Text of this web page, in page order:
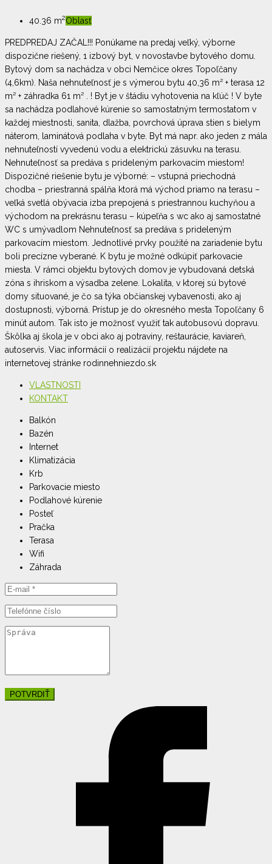
40.36 m2Oblasť
PREDPREDAJ ZAČAL!!! Ponúkame na predaj veľký, výborne
dispozične riešený, 1 izbový byt, v novostavbe bytového domu.
Bytový dom sa nachádza v obci Nemčice okres Topoľčany
(4,6km). Naša nehnuteľnosť je s výmerou bytu 40,36 m² + terasa 12
m² + záhradka 61 m² . ! Byt je v štádiu vyhotovenia na kľúč ! V byte
sa nachádza podlahové kúrenie so samostatným termostatom v
každej miestnosti, sanita, dlažba, povrchová úprava stien s bielym
náterom, laminátová podlaha v byte. Byt má napr. ako jeden z mála
nehnuteľností vyvedenú vodu a elektrickú zásuvku na terasu.
Nehnuteľnosť sa predáva s prideleným parkovacím miestom!
Dispozičné riešenie bytu je výborné: – vstupná priechodná
chodba – priestranná spálňa ktorá má východ priamo na terasu –
veľká svetlá obývacia izba prepojená s priestrannou kuchyňou a
východom na prekrásnu terasu – kúpeľňa s wc ako aj samostatné
WC s umývadlom Nehnuteľnosť sa predáva s prideleným
parkovacím miestom. Jednotlivé prvky použité na zariadenie bytu
boli precízne vyberané. K bytu je možné odkúpiť parkovacie
miesta. V rámci objektu bytových domov je vybudovaná detská
zóna s ihriskom a výsadba zelene. Lokalita, v ktorej sú bytové
domy situované, je čo sa týka občianskej vybavenosti, ako aj
dostupnosti, výborná. Prístup je do okresného mesta Topoľčany 6
minút autom. Tak isto je možnosť využiť tak autobusovú dopravu.
Škôlka aj škola je v obci ako aj potraviny, reštaurácie, kaviareň,
autoservis. Viac informácií o realizácií projektu nájdete na
internetovej stránke rodinnehniezdo.sk
VLASTNOSTI
KONTAKT
Balkón
Bazén
Internet
Klimatizácia
Krb
Parkovacie miesto
Podlahové kúrenie
Posteľ
Pračka
Terasa
Wifi
Záhrada